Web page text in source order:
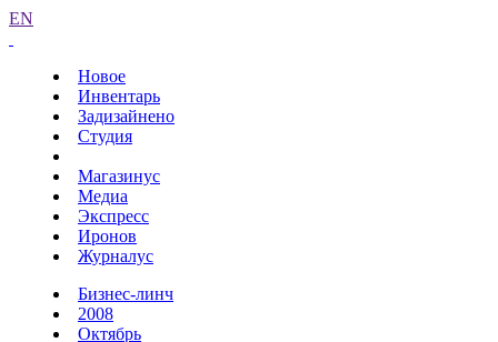
EN
Новое
Инвентарь
Задизайнено
Студия
Магазинус
Медиа
Экспресс
Иронов
Журналус
Бизнес-линч
2008
Октябрь